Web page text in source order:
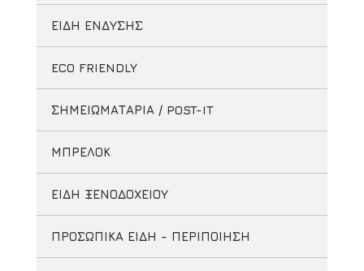
ΕΙΔΗ ΕΝΔΥΣΗΣ
ECO FRIENDLY
ΣΗΜΕΙΩΜΑΤΑΡΙΑ / POST-IT
ΜΠΡΕΛΟΚ
ΕΙΔΗ ΞΕΝΟΔΟΧΕΙΟΥ
ΠΡΟΣΩΠΙΚΑ ΕΙΔΗ - ΠΕΡΙΠΟΙΗΣΗ